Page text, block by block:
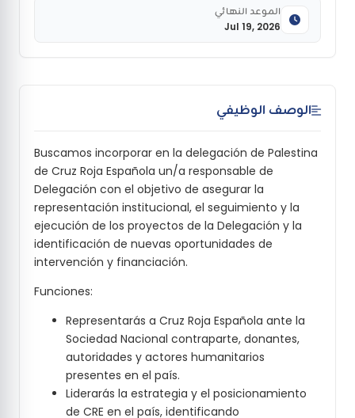
Jul 19, 2026
الموعد النهائي
الوصف الوظيفي
Buscamos incorporar en la delegación de Palestina
de Cruz Roja Española un/a responsable de
Delegación con el objetivo de asegurar la
representación institucional, el seguimiento y la
ejecución de los proyectos de la Delegación y la
identificación de nuevas oportunidades de
intervención y financiación.
Funciones:
Representarás a Cruz Roja Española ante la
Sociedad Nacional contraparte, donantes,
autoridades y actores humanitarios
presentes en el país.
Liderarás la estrategia y el posicionamiento
de CRE en el país, identificando